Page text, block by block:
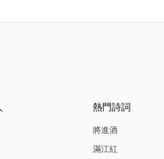
熱門詩詞
將進酒
滿江紅